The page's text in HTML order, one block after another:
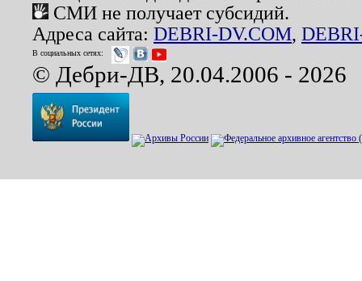
СМИ не получает субсидий.
Адреса сайта: DEBRI-DV.COM,
В социальных сетях:
© Дебри-ДВ, 20.04.2006 - 2026